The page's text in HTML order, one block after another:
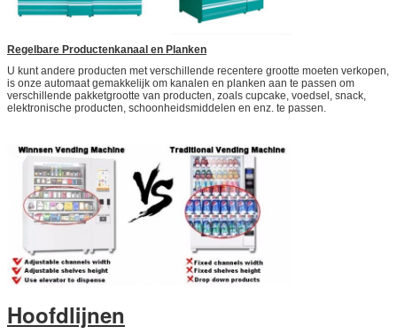
Regelbare Productenkanaal en Planken
U kunt andere producten met verschillende recentere grootte moeten verkopen,
is onze automaat gemakkelijk om kanalen en planken aan te passen om
verschillende pakketgrootte van producten, zoals cupcake, voedsel, snack,
elektronische producten, schoonheidsmiddelen en enz. te passen.
Hoofdlijnen